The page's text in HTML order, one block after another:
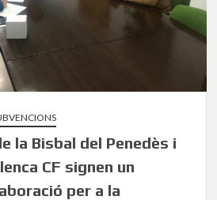
la Bisbal del Penedès i
CF signen un
per a la